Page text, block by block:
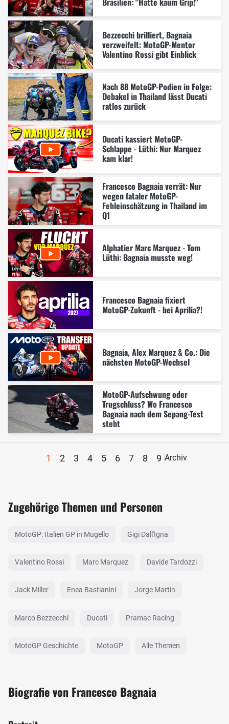
Bezzecchi brilliert, Bagnaia
verzweifelt: MotoGP-Mentor
Valentino Rossi gibt Einblick
Nach 88 MotoGP-Podien in Folge:
Debakel in Thailand lässt Ducati
ratlos zurück
Ducati kassiert MotoGP-
Schlappe - Lüthi: Nur Marquez
kam klar!
Francesco Bagnaia verrät: Nur
wegen fataler MotoGP-
Fehleinschätzung in Thailand im
Q1
Alphatier Marc Marquez - Tom
Lüthi: Bagnaia musste weg!
Francesco Bagnaia fixiert
MotoGP-Zukunft - bei Aprilia?!
Bagnaia, Alex Marquez & Co.: Die
nächsten MotoGP-Wechsel
MotoGP-Aufschwung oder
Trugschluss? Wo Francesco
Bagnaia nach dem Sepang-Test
steht
1 2 3 4 5 6 7 8 9 Archiv
Zugehörige Themen und Personen
MotoGP: Italien GP in Mugello Gigi Dall'Igna
Valentino Rossi Marc Marquez Davide Tardozzi
Jack Miller Enea Bastianini Jorge Martin
Marco Bezzecchi Ducati Pramac Racing
MotoGP Geschichte MotoGP Alle Themen
Biografie von Francesco Bagnaia